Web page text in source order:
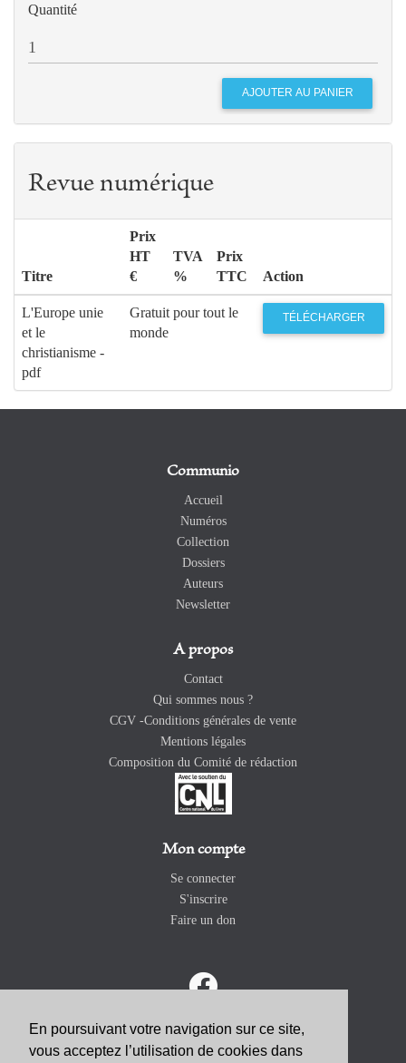
En poursuivant votre navigation sur ce site,
vous acceptez l’utilisation de cookies dans
Quantité
Revue numérique
Titre
Prix
HT
€
TVA
%
Prix
TTC
Action
L'Europe unie
et le
christianisme -
pdf
Gratuit pour tout le
monde
TÉLÉCHARGER
Communio
Accueil
Numéros
Collection
Dossiers
Auteurs
Newsletter
A propos
Contact
Qui sommes nous ?
CGV -Conditions générales de vente
Mentions légales
Composition du Comité de rédaction
Mon compte
Se connecter
S'inscrire
Faire un don
ABONNEZ-VOUS